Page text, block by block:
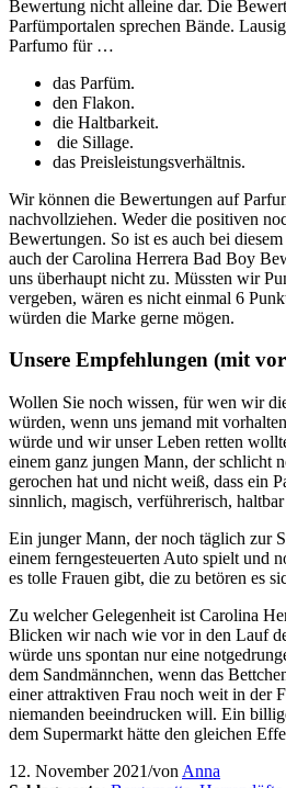
Bewertung nicht alleine dar. Die
Parfümportalen sprechen Bände.
Parfumo für …
das Parfüm.
den Flakon.
die Haltbarkeit.
die Sillage.
das Preisleistungsverhältnis.
Wir können die Bewertungen auf
nachvollziehen. Weder die positiven
Bewertungen. So ist es auch bei
auch der Carolina Herrera Bad Boy
uns überhaupt nicht zu. Müssten wir
vergeben, wären es nicht einmal 6
würden die Marke gerne mögen.
Unsere Empfehlungen (mit
Wollen Sie noch wissen, für wen wir
würden, wenn uns jemand mit
würde und wir unser Leben retten
einem ganz jungen Mann, der schlicht
gerochen hat und nicht weiß, dass ein
sinnlich, magisch, verführerisch,
Ein junger Mann, der noch täglich zur
einem ferngesteuerten Auto spielt und
es tolle Frauen gibt, die zu betören es
Zu welcher Gelegenheit ist Carolina
Blicken wir nach wie vor in den Lauf
würde uns spontan nur eine
dem Sandmännchen, wenn das
einer attraktiven Frau noch weit in der
niemanden beeindrucken will. Ein
dem Supermarkt hätte den gleichen
12. November 2021/von Anna